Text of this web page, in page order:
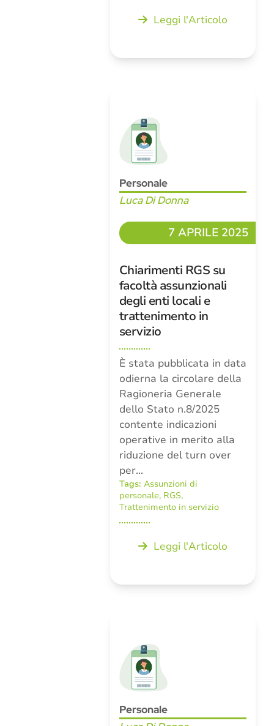
Leggi l'Articolo
Personale
Luca Di Donna
7 APRILE 2025
Chiarimenti RGS su
facoltà assunzionali
degli enti locali e
trattenimento in
servizio
È stata pubblicata in data
odierna la circolare della
Ragioneria Generale
dello Stato n.8/2025
contente indicazioni
operative in merito alla
riduzione del turn over
per…
Tags: Assunzioni di
personale, RGS,
Trattenimento in servizio
Leggi l'Articolo
Personale